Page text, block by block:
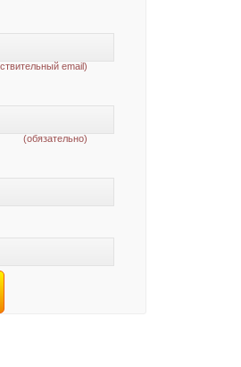
email)
(обязательно)